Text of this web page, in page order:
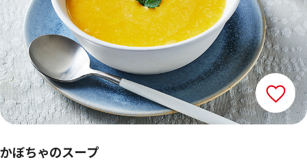
かぼちゃのスープ